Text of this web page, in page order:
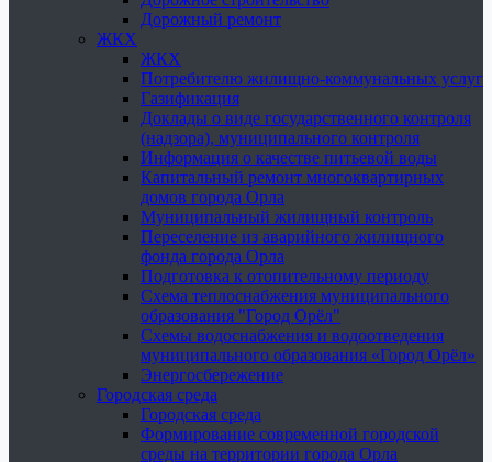
Дорожный ремонт
ЖКХ
ЖКХ
Потребителю жилищно-коммунальных услуг
Газификация
Доклады о виде государственного контроля
(надзора), муниципального контроля
Информация о качестве питьевой воды
Капитальный ремонт многоквартирных
домов города Орла
Муниципальный жилищный контроль
Переселение из аварийного жилищного
фонда города Орла
Подготовка к отопительному периоду
Схема теплоснабжения муниципального
образования "Город Орёл"
Схемы водоснабжения и водоотведения
муниципального образования «Город Орёл»
Энергосбережение
Городская среда
Городская среда
Формирование современной городской
среды на территории города Орла